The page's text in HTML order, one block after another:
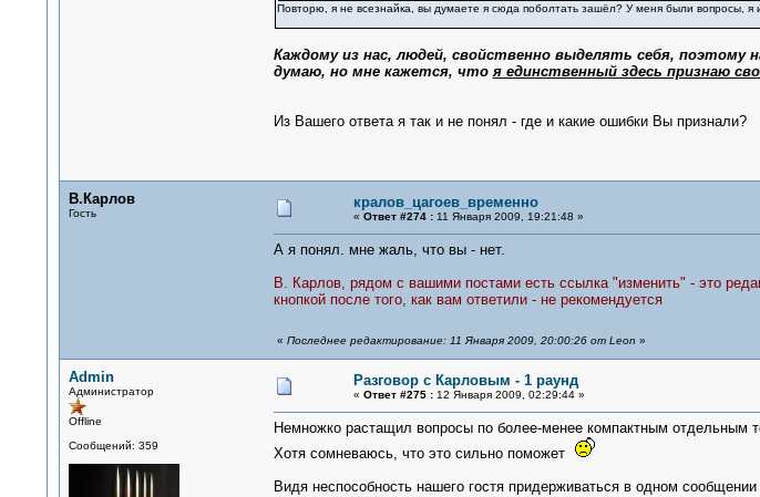
Повторю, я не всезнайка, вы думаете я сюда поболтать зашёл? У меня были вопросы,
Каждому из нас, людей, свойственно выделять себя,
думаю, но мне кажется, чтоя единственный здесь признаю
Из Вашего ответа я так и не понял - где и какие ошибки Вы признали?
В.Карлов
Гость
кралов_цагоев_временно
« Ответ #274 :11 Января 2009, 19:21:48 »
А я понял. мне жаль, что вы - нет.
В. Карлов, рядом с вашими постами есть ссылка "изменить" - это
кнопкой после того, как вам ответили - не рекомендуется
« Последнее редактирование: 11 Января 2009, 20:00:26 от Leon »
Admin
Администратор
Offline
Сообщений: 359
Разговор с Карловым - 1 раунд
« Ответ #275 :12 Января 2009, 02:29:44 »
Немножко растащил вопросы по более-менее компактным отдельным
Хотя сомневаюсь, что это сильно поможет
Видя неспособность нашего гостя придерживаться в одном